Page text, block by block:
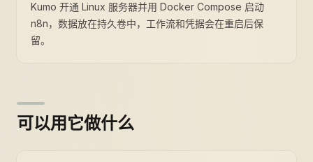
Kumo 开通 Linux 服务器并用 Docker Compose 启动
n8n，数据放在持久卷中，工作流和凭据会在重启后保
留。
可以用它做什么